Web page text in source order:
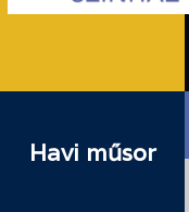
Havi műsor